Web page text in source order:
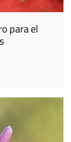
para el